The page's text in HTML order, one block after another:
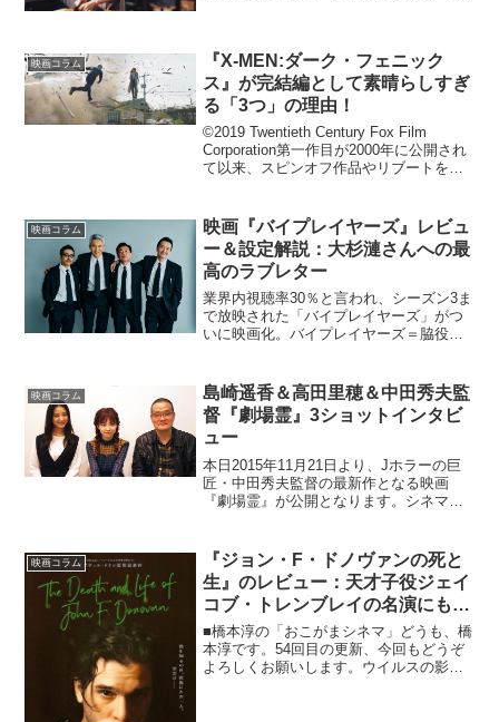
れるというもの。...
映画コラム
『X-MEN:ダーク・フェニック
ス』が完結編として素晴らしすぎ
る「3つ」の理由！
©2019 Twentieth Century Fox Film
Corporation第一作目が2000年に公開され
て以来、スピンオフ作品やリブートを挟
流行の先駆け...
映画コラム
映画『バイプレイヤーズ』レビュ
ー＆設定解説：大杉漣さんへの最
高のラブレター
業界内視聴率30％と言われ、シーズン3ま
で放映された「バイプレイヤーズ」がつ
いに映画化。バイプレイヤーズ＝脇役と
しも100人の名わき役が映画を作ったら』
が完成。出来...
映画コラム
島崎遥香＆高田里穂＆中田秀夫監
督『劇場霊』3ショットインタビ
ュー
本日2015年11月21日より、Jホラーの巨
匠・中田秀夫監督の最新作となる映画
『劇場霊』が公開となります。シネマズ
タビューを行いました。思い切って女優
さんに演じてもら...
映画コラム
『ジョン・F・ドノヴァンの死と
生』のレビュー：天才子役ジェイ
コブ・トレンブレイの名演にも注
目！
■橋本淳の「おこがまシネマ」どうも、橋
本淳です。54回目の更新、今回もどうぞ
よろしくお願いします。ウイルスの影響